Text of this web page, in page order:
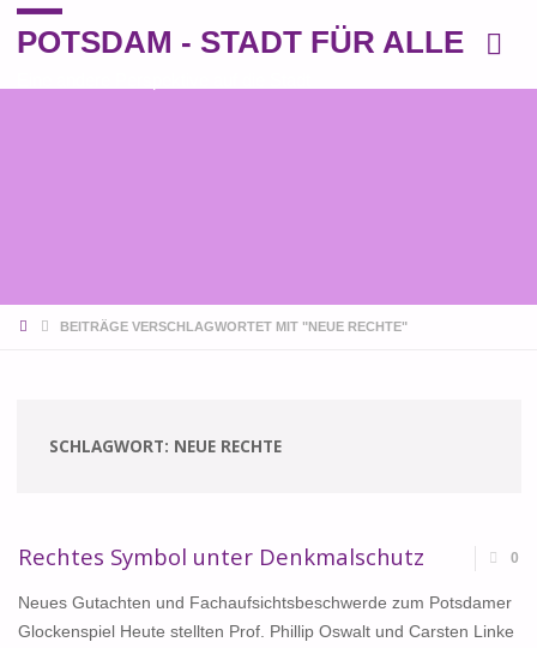
POTSDAM - STADT FÜR ALLE
STARTBEITRÄGE VERSCHLAGWORTET MIT "NEUE RECHTE"
SCHLAGWORT: NEUE RECHTE
Rechtes Symbol unter Denkmalschutz 0
Neues Gutachten und Fachaufsichtsbeschwerde zum Potsdamer
Glockenspiel Heute stellten Prof. Phillip Oswalt und Carsten Linke